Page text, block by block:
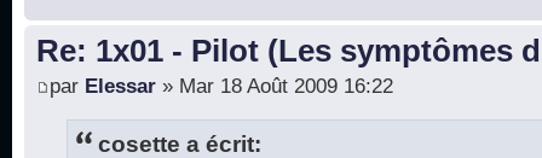
Re: 1x01 - Pilot (Les symptômes
par Elessar » Mar 18 Août 2009 16:22
cosette a écrit: